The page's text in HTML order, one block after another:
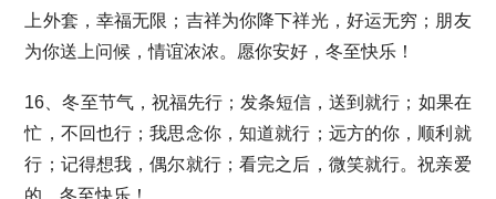
上外套，幸福无限；吉祥为你降下祥光，好运无穷；朋友
为你送上问候，情谊浓浓。愿你安好，冬至快乐！
16、冬至节气，祝福先行；发条短信，送到就行；如果在
忙，不回也行；我思念你，知道就行；远方的你，顺利就
行；记得想我，偶尔就行；看完之后，微笑就行。祝亲爱
的，冬至快乐！